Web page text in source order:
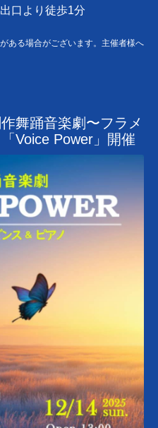
口より徒歩1分
ある場合がございます。主催者様へ
舞踊音楽劇〜フラメ
Voice Power」開催